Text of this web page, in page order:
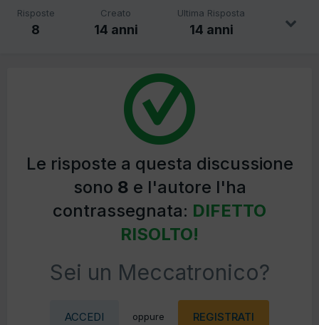
Risposte
8
Creato
14 anni
Ultima Risposta
14 anni
Le risposte a questa discussione
sono 8 e l'autore l'ha
contrassegnata: DIFETTO
RISOLTO!
Sei un Meccatronico?
ACCEDI oppure REGISTRATI